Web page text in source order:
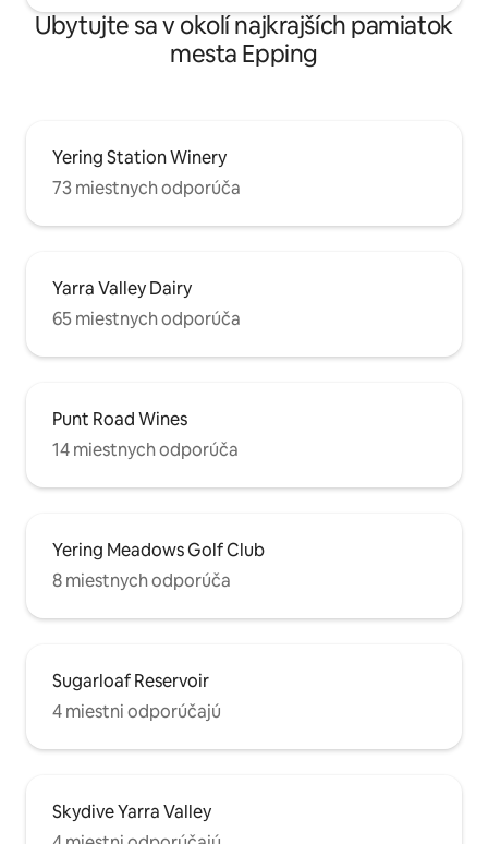
Ubytujte sa v okolí najkrajších pamiatok
mesta Epping
Yering Station Winery
73 miestnych odporúča
Yarra Valley Dairy
65 miestnych odporúča
Punt Road Wines
14 miestnych odporúča
Yering Meadows Golf Club
8 miestnych odporúča
Sugarloaf Reservoir
4 miestni odporúčajú
Skydive Yarra Valley